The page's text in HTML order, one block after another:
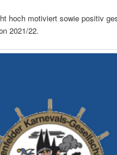
hoch motiviert sowie positiv
2021/22.